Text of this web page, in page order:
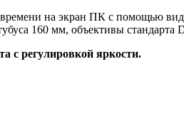
на экран ПК с помощью
160 мм, объективы
с регулировкой яркости.